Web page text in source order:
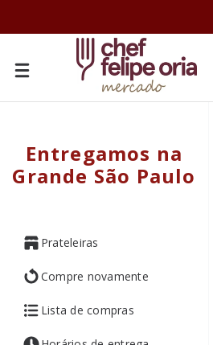
Entregamos na
Grande São Paulo
Prateleiras
Compre novamente
Lista de compras